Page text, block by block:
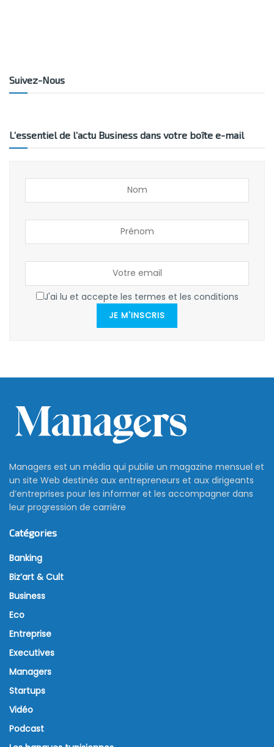
Suivez-Nous
L’essentiel de l’actu Business dans votre boîte e-mail
J'ai lu et accepte les termes et les conditions
JE M'INSCRIS
Managers est un média qui publie un magazine mensuel et
un site Web destinés aux entrepreneurs et aux dirigeants
d’entreprises pour les informer et les accompagner dans
leur progression de carrière
Catégories
Banking
Biz’art & Cult
Business
Eco
Entreprise
Executives
Managers
Startups
Vidéo
Podcast